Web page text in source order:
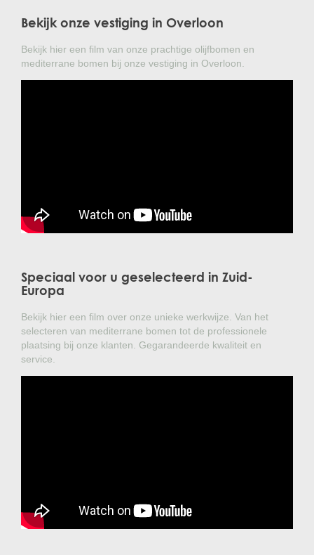
Bekijk onze vestiging in Overloon
Bekijk hier een film van onze prachtige olijfbomen en
mediterrane bomen bij onze vestiging in Overloon.
Speciaal voor u geselecteerd in Zuid-
Europa
Bekijk hier een film over onze unieke werkwijze. Van het
selecteren van mediterrane bomen tot de professionele
plaatsing bij onze klanten. Gegarandeerde kwaliteit en
service.